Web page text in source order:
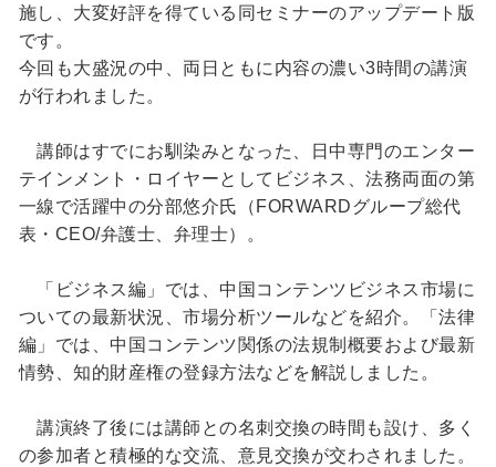
施し、大変好評を得ている同セミナーのアップデート版
です。
今回も大盛況の中、両日ともに内容の濃い3時間の講演
が行われました。
講師はすでにお馴染みとなった、日中専門のエンター
テインメント・ロイヤーとしてビジネス、法務両面の第
一線で活躍中の分部悠介氏（FORWARDグループ総代
表・CEO/弁護士、弁理士）。
「ビジネス編」では、中国コンテンツビジネス市場に
ついての最新状況、市場分析ツールなどを紹介。「法律
編」では、中国コンテンツ関係の法規制概要および最新
情勢、知的財産権の登録方法などを解説しました。
講演終了後には講師との名刺交換の時間も設け、多く
の参加者と積極的な交流、意見交換が交わされました。